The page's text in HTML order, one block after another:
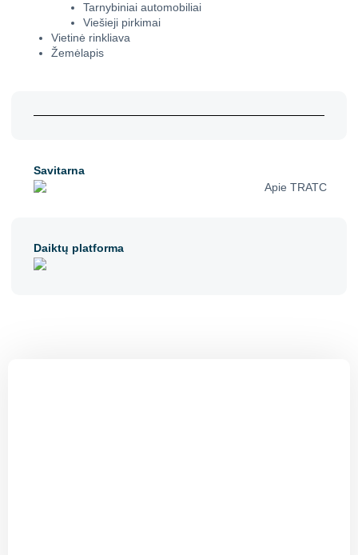
Savitarna
Daiktų platforma
Tarnybiniai automobiliai
Viešieji pirkimai
Vietinė rinkliava
Žemėlapis